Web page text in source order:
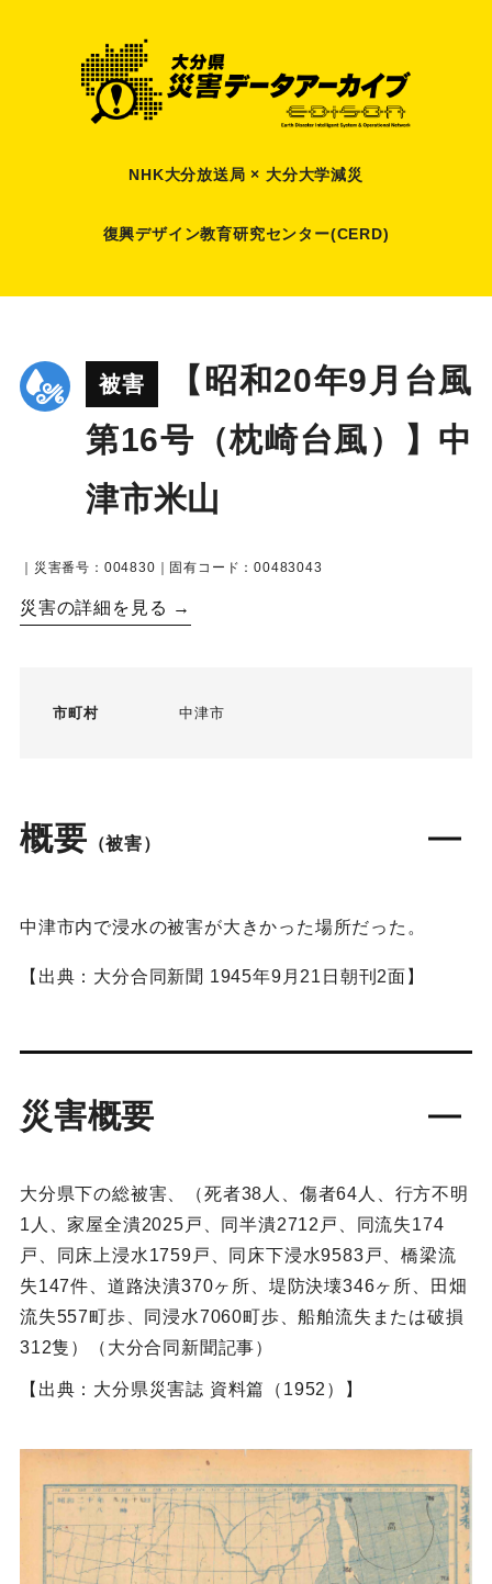
NHK大分放送局 × 大分大学減災
復興デザイン教育研究センター(CERD)
被害
【昭和20年9月台風
第16号（枕崎台風）】中
津市米山
｜災害番号：004830｜固有コード：00483043
災害の詳細を見る →
市町村 中津市
概要 （被害）
中津市内で浸水の被害が大きかった場所だった。
【出典：大分合同新聞 1945年9月21日朝刊2面】
災害概要
大分県下の総被害、（死者38人、傷者64人、行方不明
1人、家屋全潰2025戸、同半潰2712戸、同流失174
戸、同床上浸水1759戸、同床下浸水9583戸、橋梁流
失147件、道路決潰370ヶ所、堤防決壊346ヶ所、田畑
流失557町歩、同浸水7060町歩、船舶流失または破損
312隻）（大分合同新聞記事）
【出典：大分県災害誌 資料篇（1952）】